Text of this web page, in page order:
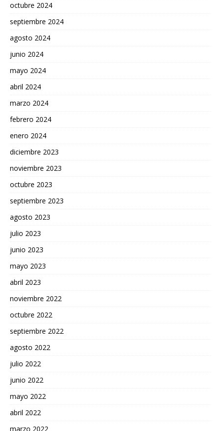
octubre 2024
septiembre 2024
agosto 2024
junio 2024
mayo 2024
abril 2024
marzo 2024
febrero 2024
enero 2024
diciembre 2023
noviembre 2023
octubre 2023
septiembre 2023
agosto 2023
julio 2023
junio 2023
mayo 2023
abril 2023
noviembre 2022
octubre 2022
septiembre 2022
agosto 2022
julio 2022
junio 2022
mayo 2022
abril 2022
marzo 2022